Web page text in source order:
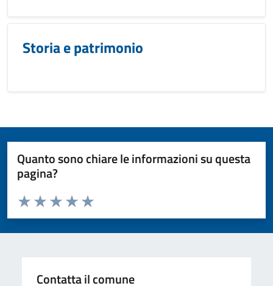
Storia e patrimonio
Quanto sono chiare le informazioni su questa
pagina?
Valuta da 1 a 5 stelle la pagina
Valuta 5 stelle su 5
Valuta 4 stelle su 5
Valuta 3 stelle su 5
Valuta 2 stelle su 5
Valuta 1 stelle su 5
Contatta il comune